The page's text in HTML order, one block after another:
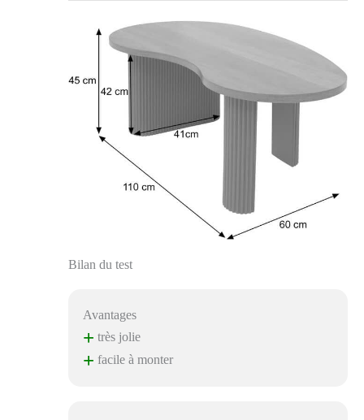
Bilan du test
Avantages
+ très jolie
+ facile à monter